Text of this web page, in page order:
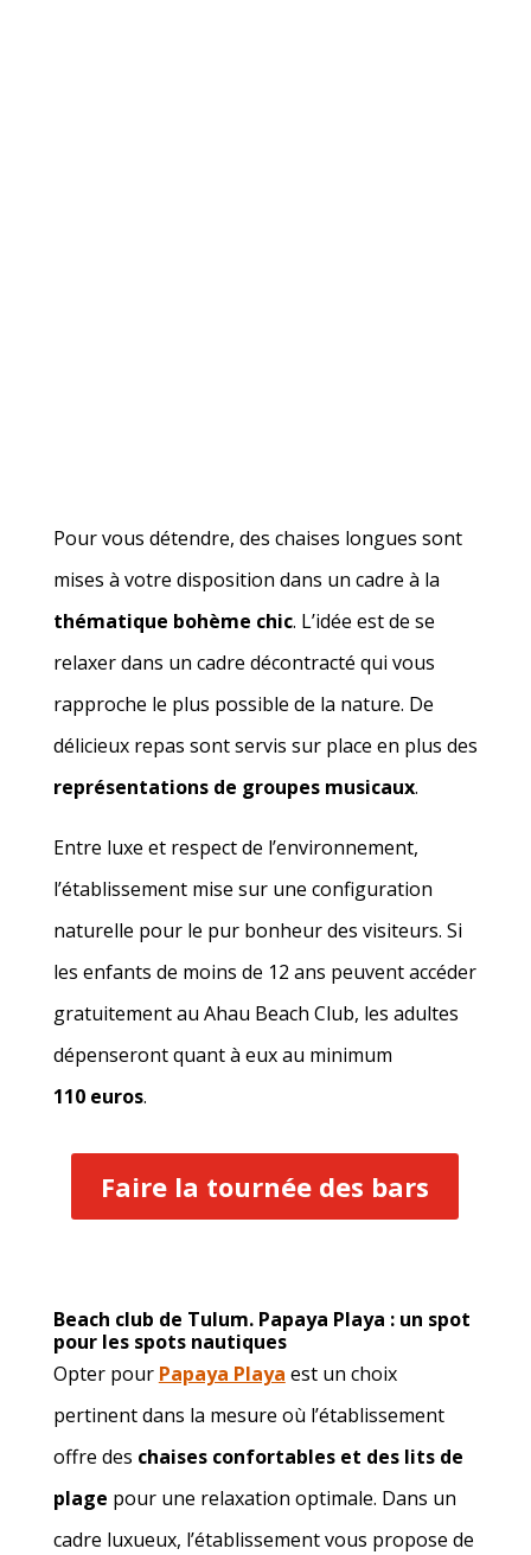
Pour vous détendre, des chaises longues sont
mises à votre disposition dans un cadre à la
thématique bohème chic. L’idée est de se
relaxer dans un cadre décontracté qui vous
rapproche le plus possible de la nature. De
délicieux repas sont servis sur place en plus des
représentations de groupes musicaux.
Entre luxe et respect de l’environnement,
l’établissement mise sur une configuration
naturelle pour le pur bonheur des visiteurs. Si
les enfants de moins de 12 ans peuvent accéder
gratuitement au Ahau Beach Club, les adultes
dépenseront quant à eux au minimum
110 euros.
Faire la tournée des bars
Beach club de Tulum. Papaya Playa : un spot
pour les spots nautiques
Opter pour Papaya Playa est un choix
pertinent dans la mesure où l’établissement
offre des chaises confortables et des lits de
plage pour une relaxation optimale. Dans un
cadre luxueux, l’établissement vous propose de